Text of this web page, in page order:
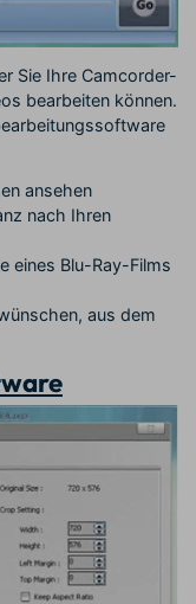
Sie Ihre Camcorder-
bearbeiten können.
ansehen
nach Ihren
eines Blu-Ray-Films
aus dem